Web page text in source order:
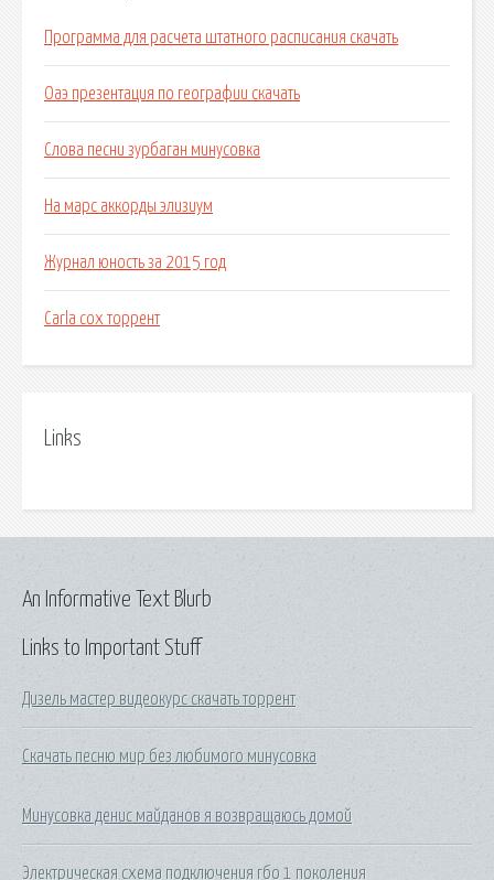
Программа для расчета штатного расписания скачать
Оаэ презентация по географии скачать
Слова песни зурбаган минусовка
На марс аккорды элизиум
Журнал юность за 2015 год
Carla cox торрент
Links
Links to Important Stuff
Дизель мастер видеокурс скачать торрент
Скачать песню мир без любимого минусовка
Минусовка денис майданов я возвращаюсь домой
Электрическая схема подключения гбо 1 поколения
An Informative Text Blurb